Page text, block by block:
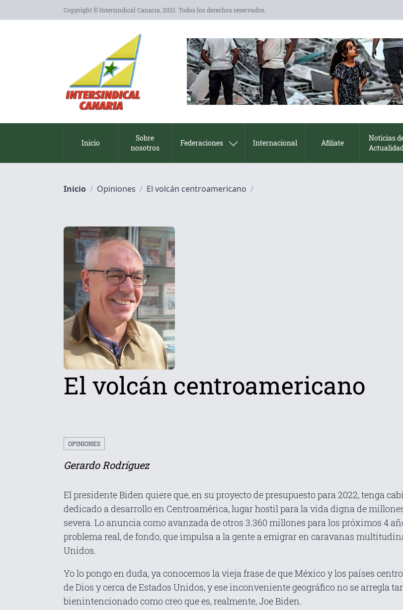
Copyright © Intersindical Canaria, 2021. Todos los derechos reservados.
Inicio
Sobre
nosotros
Federaciones Internacional Afiliate
Noticias
Inicio / Opiniones / El volcán centroamericano /
El volcán centroamericano
OPINIONES
Gerardo Rodríguez
El presidente Biden quiere que, en su proyecto de presupuesto para 2022, tenga
dedicado a desarrollo en Centroamérica, lugar hostil para la vida digna de
severa. Lo anuncia como avanzada de otros 3.360 millones para los próximos 4
problema real, de fondo, que impulsa a la gente a emigrar en caravanas
Unidos.
Yo lo pongo en duda, ya conocemos la vieja frase de que México y los países
de Dios y cerca de Estados Unidos, y ese inconveniente geográfico no se arregla
bienintencionado como creo que es, realmente, Joe Biden.